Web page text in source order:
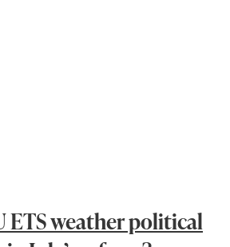
ETS weather political